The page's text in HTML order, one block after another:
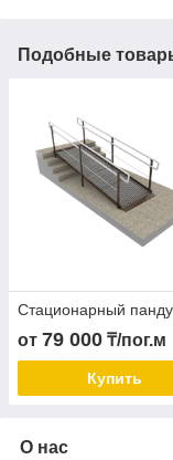
Подобные
Стационарный
от 79 000 ₸/пог.м
Купить
О нас